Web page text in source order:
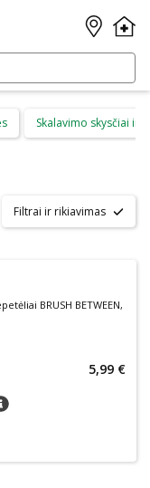
Skalavimo skysčiai ir
Filtrai ir rikiavimas
BRUSH BETWEEN,
5,99 €